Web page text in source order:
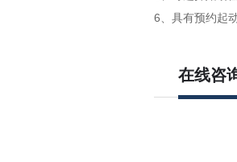
6、具有预约起
在线咨